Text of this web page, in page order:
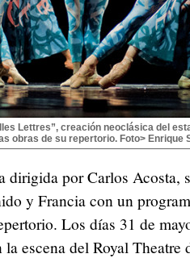
Lettres”, creación neoclásica del
obras de su repertorio. Foto> Enrique
dirigida por Carlos Acosta,
y Francia con un
Los días 31 de
la escena del Royal